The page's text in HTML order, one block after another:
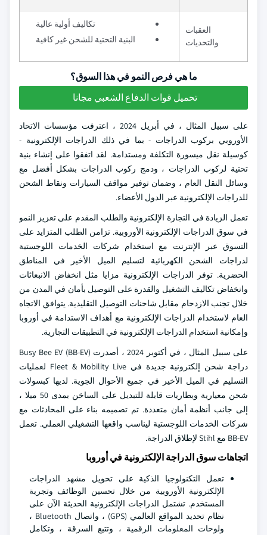
العقبات
والتحديات
تكاليف أولية عالية
البنية التحتية للشحن غير كافية
ما هي فرص النمو في هذا السوق؟
تحميل قوات الدفاع الشعبي مجانا
على سبيل المثال ، في أبريل 2024 ، اعترفت مؤسسات الاتحاد
الأوروبي بركوب الدراجات - بما في ذلك الدراجات الإلكترونية -
كوسيلة نقل ميسورة التكلفة ومستدامة. لقد اتفقوا على إنشاء بنية
تحتية لركوب الدراجات ، ودمج ركوب الدراجات بشكل أفضل مع
وسائل النقل العام ، وضمان توفير مواقف السيارات ونقاط الشحن
للدراجات الإلكترونية عبر الدول الأعضاء.
تعمل الزيادة في التجارة الإلكترونية والطلب المقدم على تعزيز النمو
في سوق الدراجات الإلكترونية الأوروبية. تزامن الطلب المتزايد على
التسوق عبر الإنترنت مع استخدام شركات الخدمات اللوجستية
لدراجات الشحن الكهربائية لتسليم الميل الأخير في المناطق
الحضرية. توفر الدراجات الإلكترونية مزايا مثل انخفاض الانبعاثات
وانخفاض تكاليف التشغيل والقدرة على التوصيل بأمان في المدن من
خلال تجنب الازدحام مقابل شاحنات التوصيل التقليدية. يتوافق الاتجاه
العام لاستخدام الدراجات الإلكترونية مع أهداف الاستدامة في أوروبا
وإمكانية استخدام الدراجات الإلكترونية في التطبيقات التجارية.
على سبيل المثال ، في أكتوبر 2024 ، أصدرت Busy Bee EV (BB-EV)
دراجة شحن إلكترونية جديدة في Fleet & Mobility Live لعمليات
التسليم في الميل الأخير في جميع الأحوال الجوية. لديها كبسولات
شحن معيارية وبطاريات قابلة للتبديل على الساخن بمدى 50 ميلا ،
إلى جانب أنظمة أمان متعددة. تم تصميمه بناء على المحادثات مع
شركات الخدمات اللوجستية ليناسب واقعها التشغيلي العملي. تعمل
BB-EV مع Stihl لإطلاق الدراجة.
اتجاهات سوق الدراجة الإلكترونية في أوروبا
تعمل التكنولوجيا الذكية على تحويل مشهد الدراجات
الإلكترونية الأوروبية من خلال تحسين الوظائف وتجربة
المستخدم. تشتمل الدراجات الإلكترونية الحديثة الآن على
نظام تحديد المواقع العالمي (GPS) ، واتصال Bluetooth ،
ولوحات المعلومات الرقمية ، وتتبع السرقة ، وتكامل